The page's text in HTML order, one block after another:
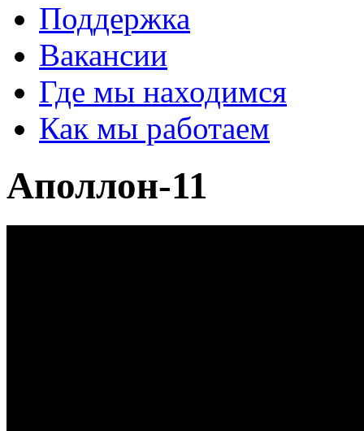
Поддержка
Вакансии
Где мы находимся
Как мы работаем
Аполлон-11